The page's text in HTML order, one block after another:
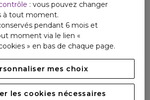
: vous pouvez changer
à tout moment.
pendant 6 mois et
moment via le lien «
» en bas de chaque page.
mes choix
les cookies nécessaires